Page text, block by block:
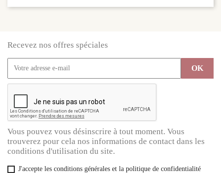
Recevez nos offres spéciales
Vous pouvez vous désinscrire à tout moment. Vous
trouverez pour cela nos informations de contact dans les
conditions d'utilisation du site.
J'accepte les conditions générales et la politique de confidentialité